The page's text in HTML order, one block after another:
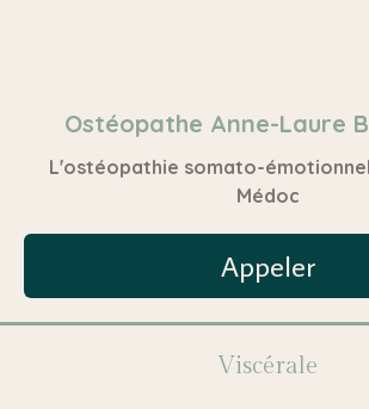
Ostéopathe Anne-Laure
L'ostéopathie somato-
Médoc
Appeler
Viscérale